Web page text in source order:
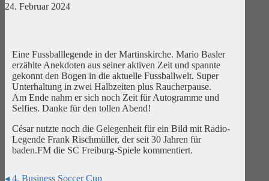
24. Februar 2024
Eine Fussballlegende in der Martinskirche. Mario Basler
erzählte Anekdoten aus seiner aktiven Zeit und spannte
gekonnt den Bogen in die aktuelle Fussballwelt. Super
Unterhaltung in zwei Halbzeiten plus Raucherpause.
Am Ende nahm er sich noch Zeit für Autogramme und
Selfies. Danke für den tollen Abend!
César nutzte noch die Gelegenheit für ein Bild mit Radio-
Legende Frank Rischmüller, der seit 30 Jahren für
baden.FM die SC Freiburg-Spiele kommentiert.
◂ 4. Business Soccer Cup